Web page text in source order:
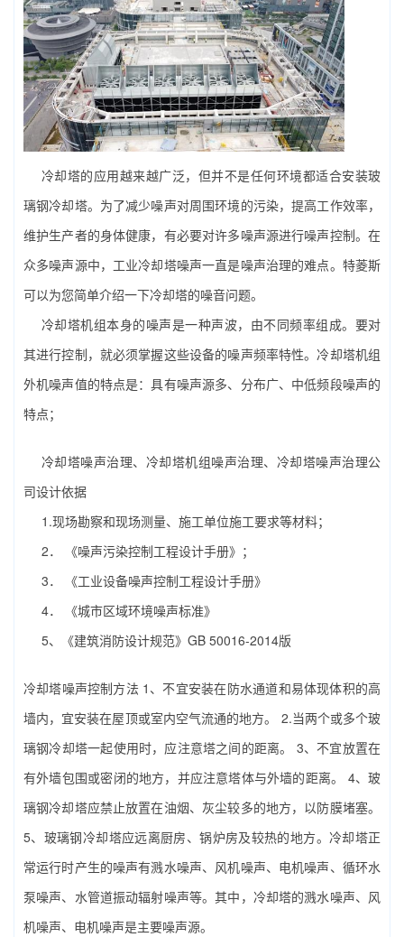
冷却塔的应用越来越广泛，但并不是任何环境都适合安装玻
璃钢冷却塔。为了减少噪声对周围环境的污染，提高工作效率，
维护生产者的身体健康，有必要对许多噪声源进行噪声控制。在
众多噪声源中， 工业冷却塔噪声一直是噪声治理的难点。特菱斯
可以为您简单介绍一下冷却塔的噪音问题。
冷却塔机组本身的噪声是一种声波，由不同频率组成。要对
其进行控制，就必须掌握这些设备的噪声频率特性。冷却塔机组
外机噪声值的特点是：具有噪声源多、分布广、中低频段噪声的
特点；
冷却塔噪声治理、冷却塔机组噪声治理、冷却塔噪声治理公
司设计依据
1.现场勘察和现场测量、施工单位施工要求等材料；
2． 《噪声污染控制工程设计手册》；
3． 《工业设备噪声控制工程设计手册》
4． 《城市区域环境噪声标准》
5、《建筑消防设计规范》GB 50016-2014版
冷却塔噪声控制方法 1、不宜安装在防水​​通道和易体现体积的高
墙内，宜安装在屋顶或室内空气流通的地方。 2.当两个或多个玻
璃钢冷却塔一起使用时，应注意塔之间的距离。 3、不宜放置在
有外墙包围或密闭的地方，并应注意塔体与外墙的距离。 4、玻
璃钢冷却塔应禁止放置在油烟、灰尘较多的地方，以防膜堵塞。
5、玻璃钢冷却塔应远离厨房、锅炉房及较热的地方。冷却塔正
常运行时产生的噪声有溅水噪声、风机噪声、电机噪声、循环水
泵噪声、水管道振动辐射噪声等。其中，冷却塔的溅水噪声、风
机噪声、电机噪声是主要噪声源。